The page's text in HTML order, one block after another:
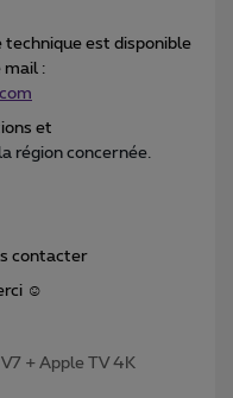
technique est disponible
mail :
et
région concernée.
contacter
☺️
+ Apple TV 4K